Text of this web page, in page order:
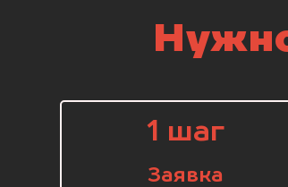
1 шаг
Заявка